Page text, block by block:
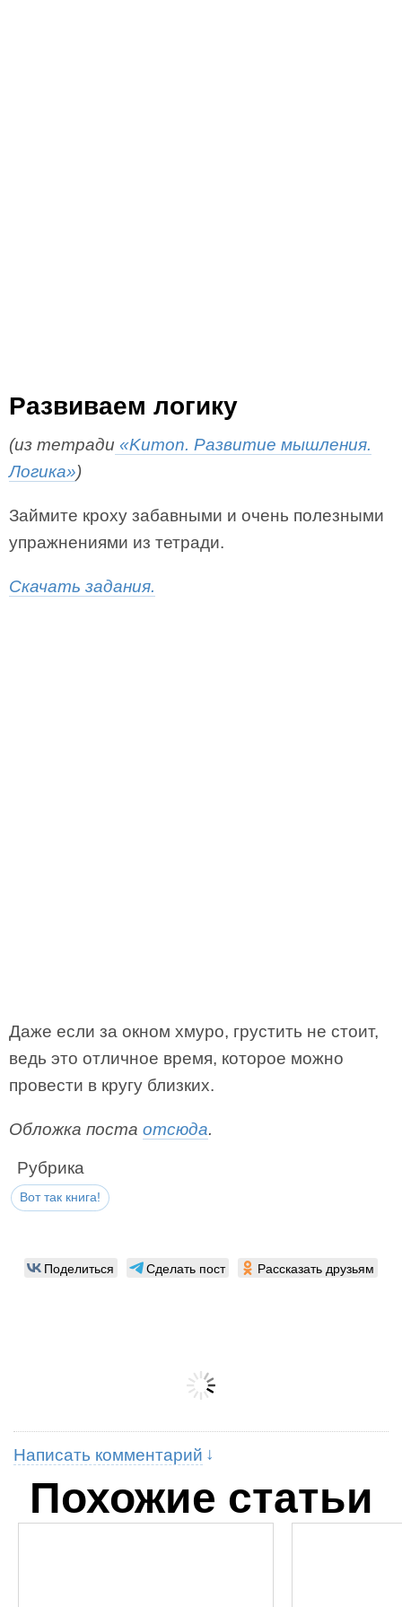
Развиваем логику
(из тетради «Kumon. Развитие мышления.
Логика»)
Займите кроху забавными и очень полезными
упражнениями из тетради.
Скачать задания.
Даже если за окном хмуро, грустить не стоит,
ведь это отличное время, которое можно
провести в кругу близких.
Обложка поста отсюда.
Рубрика
Вот так книга!
Поделиться Сделать пост Рассказать друзьям
Написать комментарий
Похожие статьи